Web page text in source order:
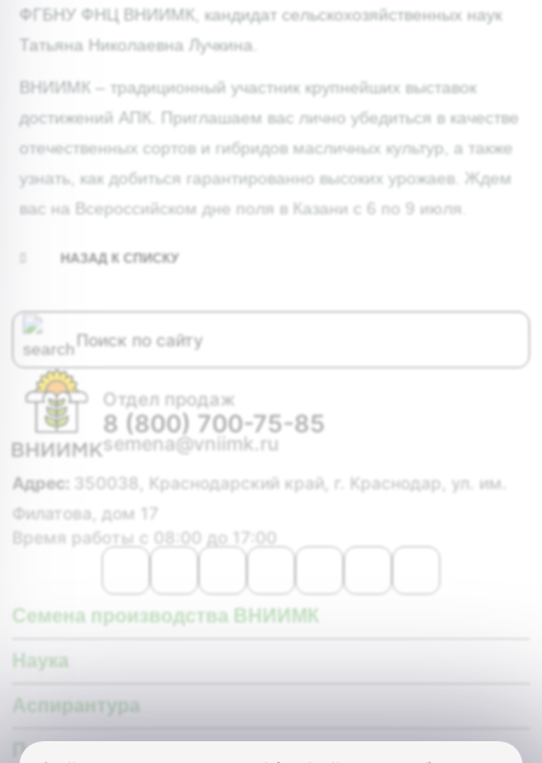
ФГБНУ ФНЦ ВНИИМК, кандидат сельскохозяйственных наук
Татьяна Николаевна Лучкина.
ВНИИМК ­– традиционный участник крупнейших выставок
достижений АПК. Приглашаем вас лично убедиться в качестве
отечественных сортов и гибридов масличных культур, а также
узнать, как добиться гарантированно высоких урожаев. Ждем
вас на Всероссийском дне поля в Казани с 6 по 9 июля.
НАЗАД К СПИСКУ
Отдел продаж
8 (800) 700-75-85
semena@vniimk.ru
Адрес: 350038, Краснодарский край, г. Краснодар, ул. им.
Филатова, дом 17
Время работы с 08:00 до 17:00
Семена производства ВНИИМК
Наука
Аспирантура
Покупателю